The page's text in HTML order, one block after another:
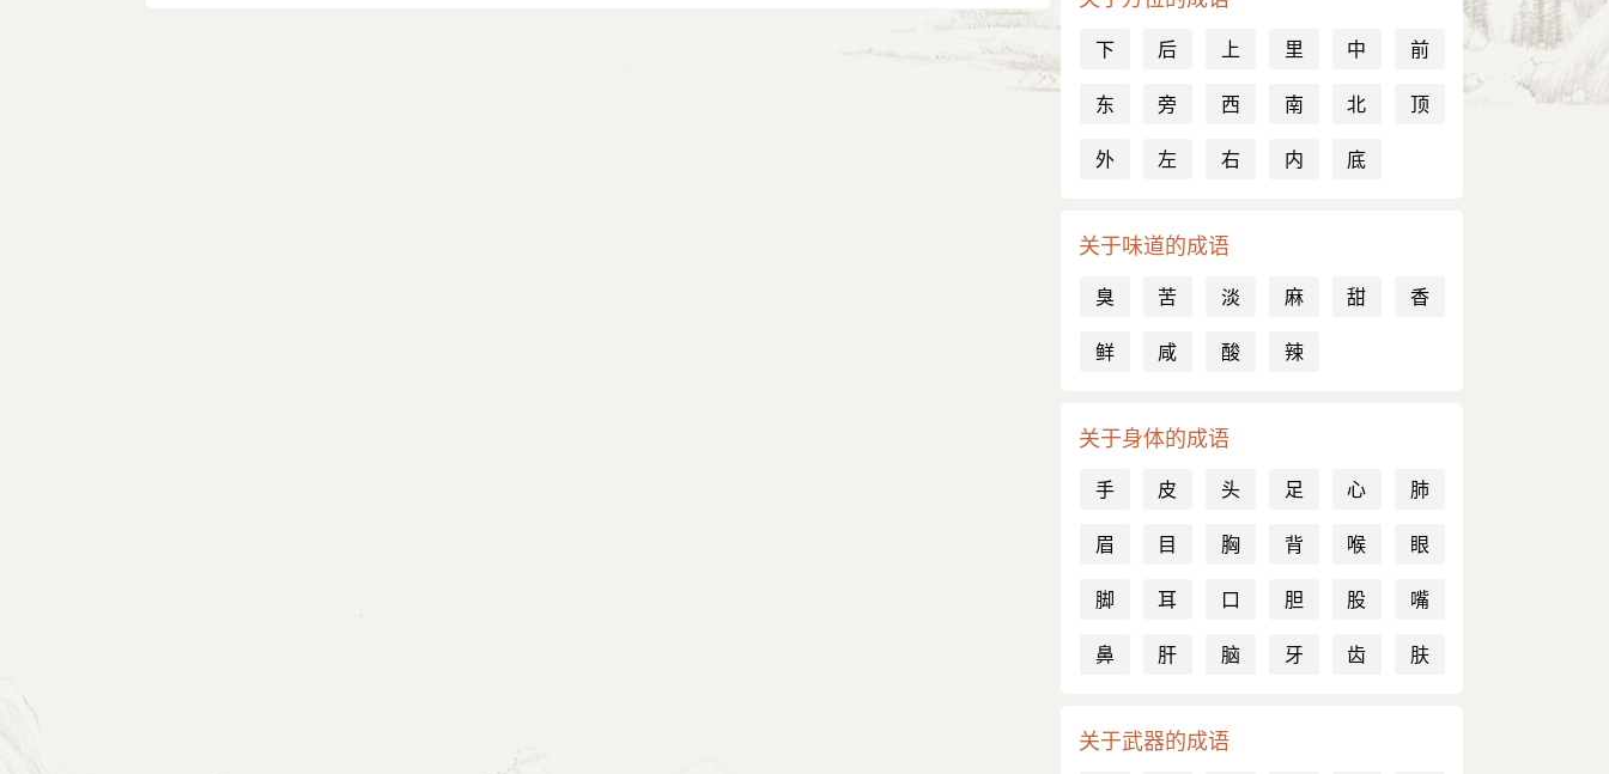
下 后 上 里 中
前
东
旁 西 南 北
顶
外
左 右 内 底
关于味道的成语
臭 苦 淡 麻 甜
香
鲜
咸 酸 辣
关于身体的成语
手 皮 头 足 心
肺
眉
目 胸 背 喉
眼
脚
耳 口 胆 股
嘴
鼻
肝 脑 牙 齿 肤
关于武器的成语